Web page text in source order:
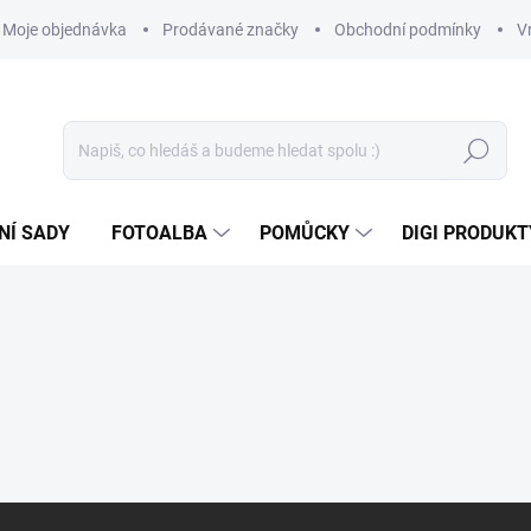
Moje objednávka Prodávané značky Obchodní podmínky
Hledat
SADY FOTOALBA POMŮCKY DIGI